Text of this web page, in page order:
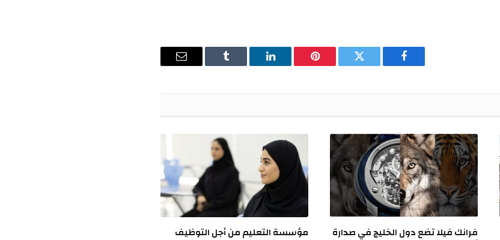
فيسبوك تويتر بينتيريستلينكدإن Tumblr
البريد
فرانك فيلا تضع دول الخليج في صدارة مؤسسة التعليم من أجل التوظيف